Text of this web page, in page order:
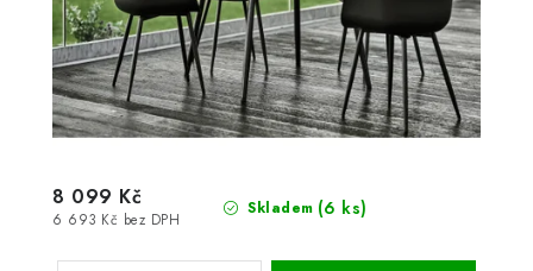
Skladem (6 ks)
6 693 Kč bez DPH
8 099 Kč